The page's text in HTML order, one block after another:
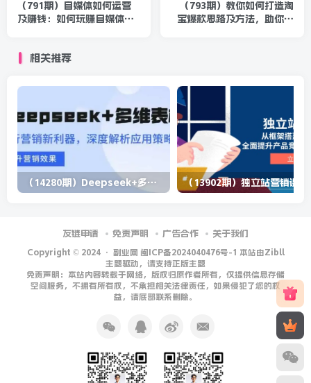
（791期）自媒体如何运营
及赚钱：如何玩赚自媒体平
（793期）教你如何打造淘
宝爆款思路及方法，助你抢
相关推荐
（14280期）Deepseek+多维表格，银行营销新利器，深度解析应用策略，提升营销效果
友链申请 免责声明 广告合作 关于我们
Copyright © 2024 · 副业网 闽ICP备2024040476号-1 本站由Zibll
主题驱动，请支持正版主题
免责声明：本站内容转载于网络，版权归原作者所有，仅提供信息存储
空间服务，不拥有所有权，不承担相关法律责任，如果侵犯了您的权
益，请底部联系删除。